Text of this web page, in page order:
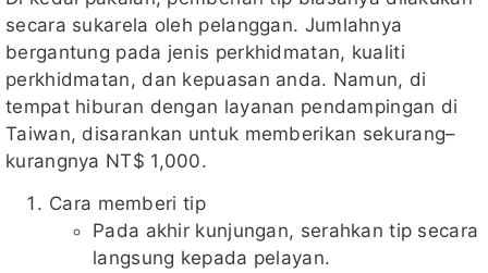
secara sukarela oleh pelanggan. Jumlahnya
bergantung pada jenis perkhidmatan, kualiti
perkhidmatan, dan kepuasan anda. Namun, di
tempat hiburan dengan layanan pendampingan di
Taiwan, disarankan untuk memberikan sekurang–
kurangnya NT$ 1,000.
Cara memberi tip
Pada akhir kunjungan, serahkan tip secara
langsung kepada pelayan.